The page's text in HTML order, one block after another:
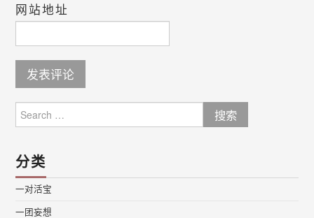
网站地址
for:
分类
一对活宝
一团妄想